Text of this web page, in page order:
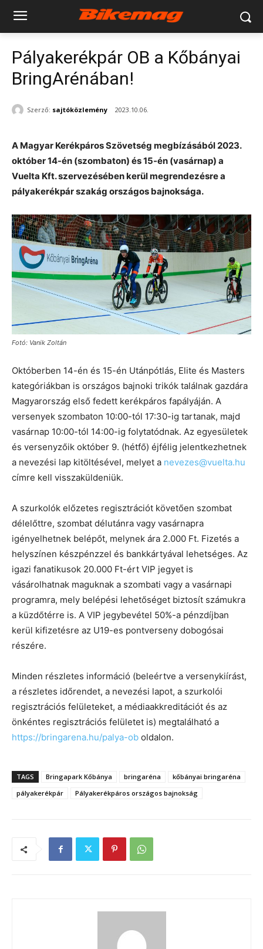
Pályakerékpár OB a Kőbányai
BringArénában!
Szerző: sajtóközlemény 2023.10.06.
A Magyar Kerékpáros Szövetség megbízásából 2023.
október 14-én (szombaton) és 15-én (vasárnap) a
Vuelta Kft. szervezésében kerül megrendezésre a
pályakerékpár szakág országos bajnoksága.
Fotó: Vanik Zoltán
Októberben 14-én és 15-én Utánpótlás, Elite és Masters
kategóriákban is országos bajnoki trikók találnak gazdára
Magyarország első fedett kerékpáros fapályáján. A
versenyek szombaton 10:00-tól 17:30-ig tartanak, majd
vasárnap 10:00-tól 14:00-ig folytatódnak. Az egyesületek
és versenyzőik október 9. (hétfő) éjfélig jelentkezhetnek
a nevezési lap kitöltésével, melyet a nevezes@vuelta.hu
címre kell visszaküldeniük.
A szurkolók előzetes regisztrációt követően szombat
délelőttre, szombat délutánra vagy vasárnapra
igényelhetnek belépőt, melynek ára 2.000 Ft. Fizetés a
helyszínen készpénzzel és bankkártyával lehetséges. Az
igazi fanatikusok 20.000 Ft-ért VIP jegyet is
vásárolhatnak maguknak a szombati vagy a vasárnapi
programra, mely belépési lehetőséget biztosít számukra
a küzdőtérre is. A VIP jegybevétel 50%-a pénzdíjban
kerül kifizetésre az U19-es pontverseny dobogósai
részére.
Minden részletes információ (beleértve a versenykiírást,
a részletes időrendet, a nevezési lapot, a szurkolói
regisztrációs felületeket, a médiaakkreditációt és az
önkéntes regisztrációs felületet is) megtalálható a
https://bringarena.hu/palya-ob oldalon.
TAGS Bringapark Kőbánya bringaréna
kőbányai bringaréna
pályakerékpár
Pályakerékpáros országos bajnokság